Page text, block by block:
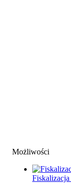
Możliwości
Fiskalizacja